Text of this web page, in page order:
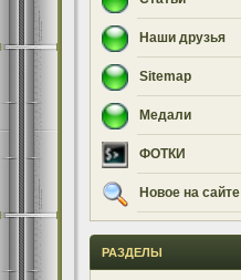
Наши друзья
Sitemap
Медали
ФОТКИ
Новое на сайте
РАЗДЕЛЫ